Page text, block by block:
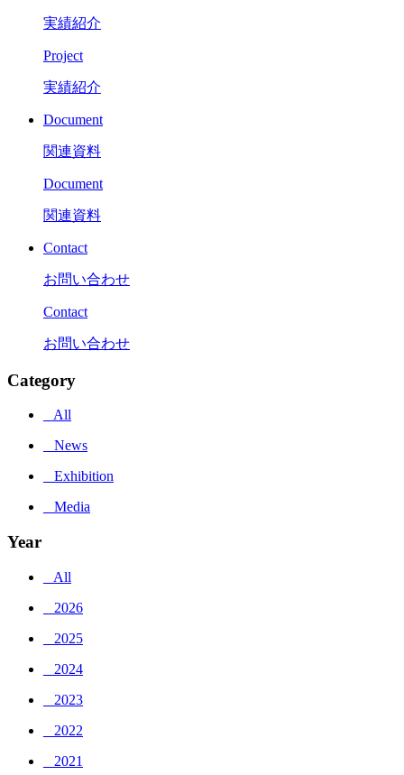
実績紹介
Project
実績紹介
Document
関連資料
Document
関連資料
Contact
お問い合わせ
Contact
お問い合わせ
Category
_ All
_ News
_ Exhibition
_ Media
Year
_ All
_ 2026
_ 2025
_ 2024
_ 2023
_ 2022
_ 2021